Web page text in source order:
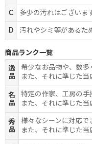
C 多少の汚れはございま
D 汚れやシミ等があるた
商品ランク一覧
逸
品
希少なお品物や、数多
また、それに準じた
名
品
特定の作家、工房の
また、それに準じた
秀
品
様々なシーンに対応
また、それに準じた